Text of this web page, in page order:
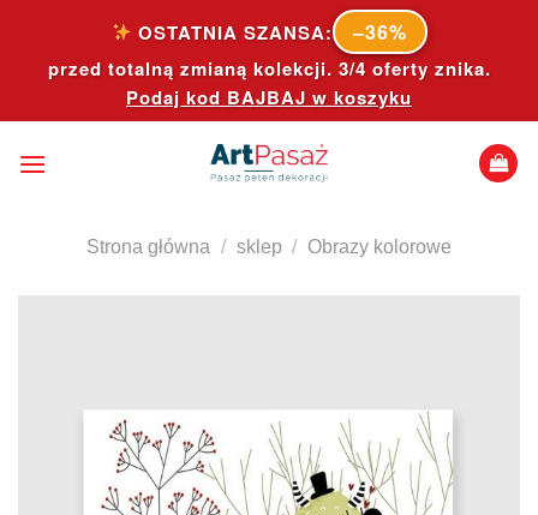
content
OSTATNIA SZANSA: –36%
przed totalną zmianą kolekcji. 3/4 oferty znika.
Podaj kod BAJBAJ w koszyku
Strona główna / sklep / Obrazy kolorowe